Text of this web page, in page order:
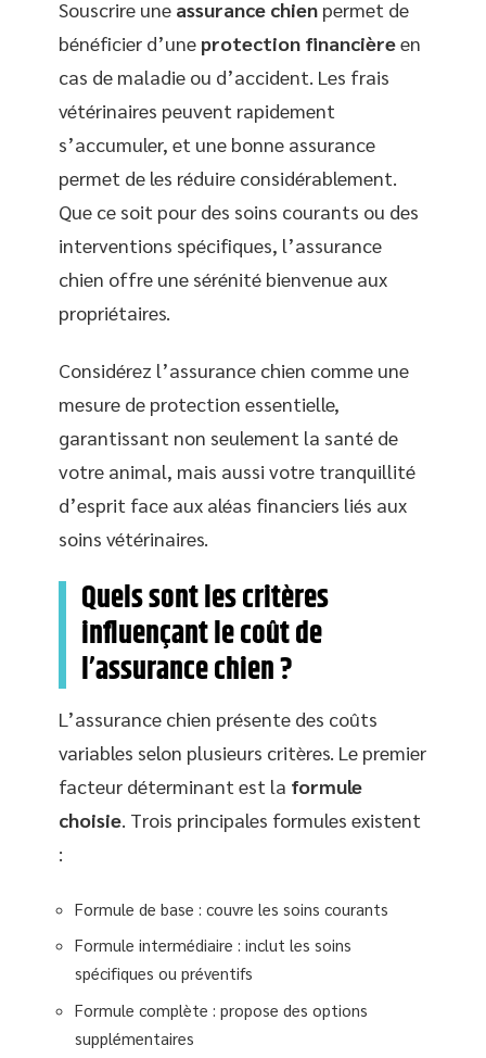
Souscrire une assurance chien permet de
bénéficier d’une protection financièreen
cas de maladie ou d’accident. Les frais
vétérinaires peuvent rapidement
s’accumuler, et une bonne assurance
permet de les réduire considérablement.
Que ce soit pour des soins courants ou des
interventions spécifiques, l’assurance
chien offre une sérénité bienvenue aux
propriétaires.
Considérez l’assurance chien comme une
mesure de protection essentielle,
garantissant non seulement la santé de
votre animal, mais aussi votre tranquillité
d’esprit face aux aléas financiers liés aux
soins vétérinaires.
Quels sont les critères
influençant le coût de
l’assurance chien ?
L’assurance chien présente des coûts
variables selon plusieurs critères. Le premier
facteur déterminant est la formule
choisie. Trois principales formules existent
:
Formule de base : couvre les soins courants
Formule intermédiaire : inclut les soins
spécifiques ou préventifs
Formule complète : propose des options
supplémentaires